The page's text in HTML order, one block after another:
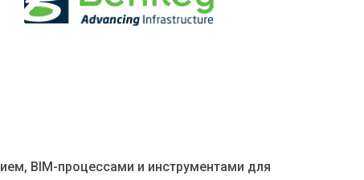
BIM-процессами и инструментами для